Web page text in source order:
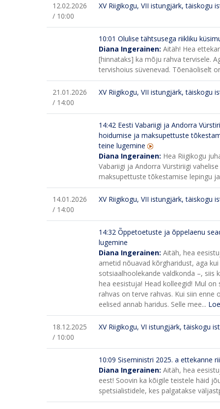
12.02.2026
/ 10:00
XV Riigikogu, VII istungjärk, täiskogu
10:01 Olulise tähtsusega riikliku
Diana Ingerainen: Aitäh! Hea
[hinnataks] ka mõju rahva tervisele.
tervishoius süvenevad. Tõenäoliselt
21.01.2026
/ 14:00
XV Riigikogu, VII istungjärk, täiskogu
14:42 Eesti Vabariigi ja Andorra
hoidumise ja maksupettuste
teine lugemine
Diana Ingerainen: Hea Riigikogu
Vabariigi ja Andorra Vürstiriigi
maksupettuste tõkestamise lepingu
14.01.2026
/ 14:00
XV Riigikogu, VII istungjärk, täiskogu
14:32 Õppetoetuste ja õppelaenu
lugemine
Diana Ingerainen: Aitäh, hea
ametid nõuavad kõrgharidust, aga
sotsiaalhoolekande valdkonda –, siis
hea eesistuja! Head kolleegid! Mul
rahvas on terve rahvas. Kui siin
eelised annab haridus. Selle mee...
18.12.2025
/ 10:00
XV Riigikogu, VI istungjärk, täiskogu
10:09 Siseministri 2025. a ettekanne
Diana Ingerainen: Aitäh, hea
eest! Soovin ka kõigile teistele häid
spetsialistidele, kes palgatakse